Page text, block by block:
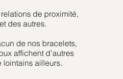
de proximité,
des autres.
de nos bracelets,
affichent d’autres
lointains ailleurs.